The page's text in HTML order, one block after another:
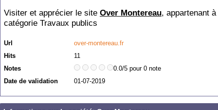
Visiter et apprécier le site Over Montereau, appartenant à
catégorie Travaux publics
Url
over-montereau.fr
Hits
11
Notes
0.0/5 pour 0 note
Date de validation
01-07-2019